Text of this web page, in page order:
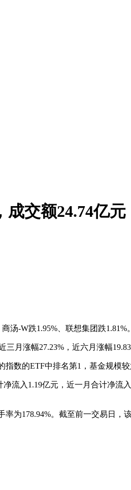
交额24.74亿
汤-W跌1.95%、联想集团跌1.81%。
月涨幅27.23%，近六月涨幅
数的ETF中排名第1，基金规模较
流入1.19亿元，近一月合计净流
为178.94%。截至前一交易日